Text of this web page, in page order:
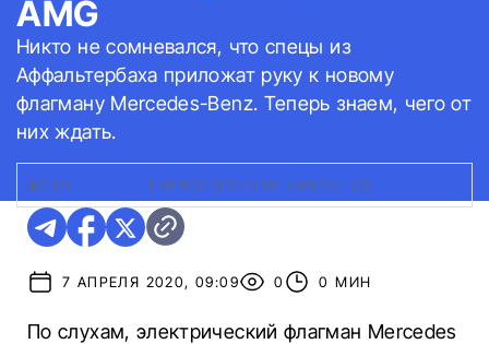
AMG
Никто не сомневался, что спецы из
Аффальтербаха приложат руку к новому
флагману Mercedes-Benz. Теперь знаем, чего от
них ждать.
ФОТО: MERCEDES-BENZ VISION EQS
7 АПРЕЛЯ 2020, 09:09 0 0 МИН
По слухам, электрический флагман Mercedes